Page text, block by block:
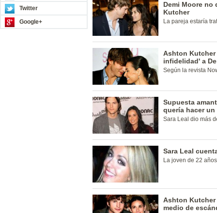
Twitter
Google+
Demi Moore no
Kutcher
La pareja estaría
Ashton
infidelidad' a
Según la revista
Supuesta
quería hacer un
Sara Leal dio más
Sara Leal
La joven de 22
Ashton Kutcher
medio de